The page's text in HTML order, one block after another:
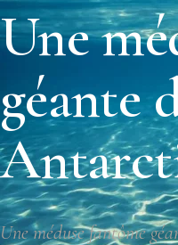
Une
géante
Une méduse fantôme